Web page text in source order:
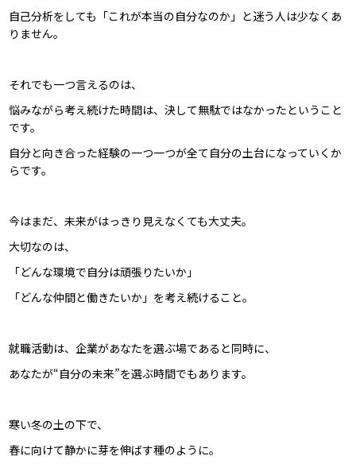
自己分析をしても「これが本当の自分なのか」と迷う人は少なくあ
りません。
それでも一つ言えるのは、
悩みながら考え続けた時間は、決して無駄ではなかったということ
です。
自分と向き合った経験の一つ一つが全て自分の土台になっていくか
らです。
今はまだ、未来がはっきり見えなくても大丈夫。
大切なのは、
「どんな環境で自分は頑張りたいか」
「どんな仲間と働きたいか」を考え続けること。
就職活動は、企業があなたを選ぶ場であると同時に、
あなたが“自分の未来”を選ぶ時間でもあります。
寒い冬の土の下で、
春に向けて静かに芽を伸ばす種のように。